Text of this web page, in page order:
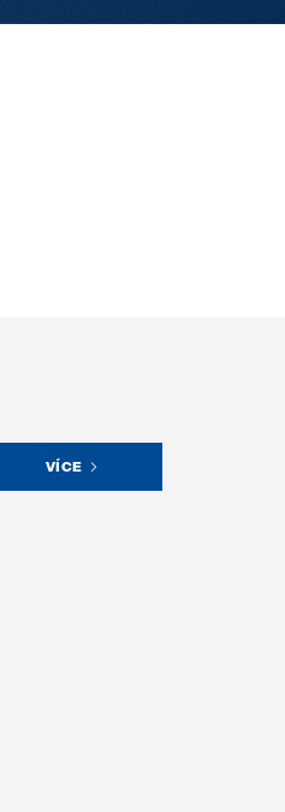
VÍCE